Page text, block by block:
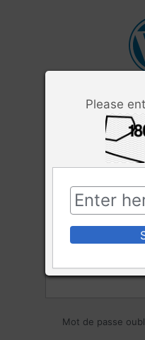
Please
Identifiant ou
Se
Mot de passe